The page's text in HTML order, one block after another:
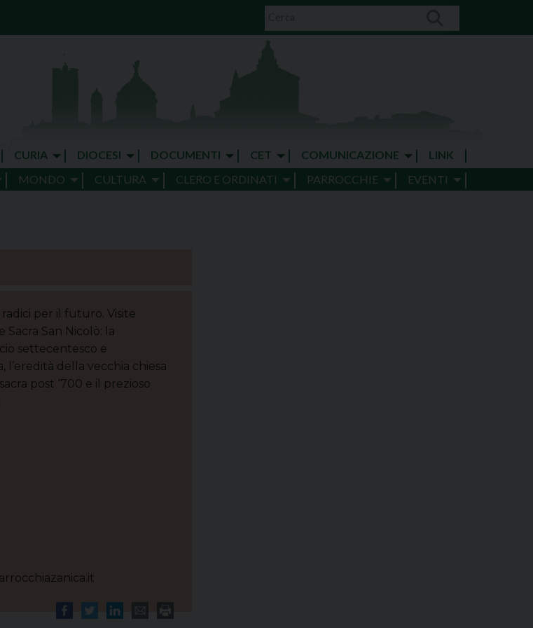
CURIA DIOCESI DOCUMENTI CET COMUNICAZIONE
LINK
MONDO CULTURA CLERO E ORDINATI PARROCCHIE EVENTI
per il futuro. Visite
San Nicolò: la
settecentesco e
della vecchia chiesa
post ‘700 e il prezioso